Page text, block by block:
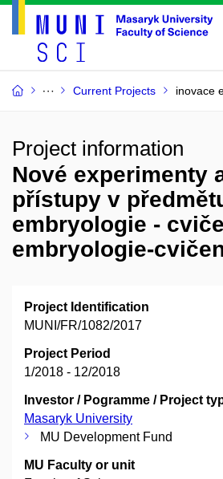
Current Projects inovace
Project information
Nové experimenty
přístupy v
embryologie -
embryologie-
Project Identification
MUNI/FR/1082/2017
Project Period
1/2018 - 12/2018
Investor / Pogramme / Project
Masaryk University
MU Development Fund
MU Faculty or unit